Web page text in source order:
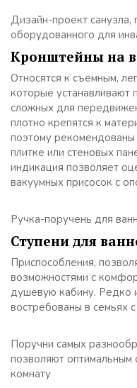
Дизайн-проект санузла,
оборудованного для
Кронштейны на
Относятся к съемным,
которые устанавливают
сложных для
плотно крепятся к
поэтому
плитке или стеновых
индикация позволяет
вакуумных присосок с
Ручка-поручень для
Ступени для
Приспособления,
возможностями с
душевую кабину. Редко
востребованы в семьях
Поручни самых
позволяют оптимальным
комнату